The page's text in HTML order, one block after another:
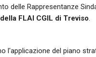
delle Rappresentanze
FLAI CGIL di Treviso
l'applicazione del piano